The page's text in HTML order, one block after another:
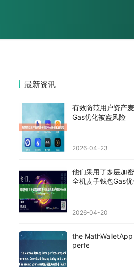
最新资讯
有效防范用户资产
Gas优化被盗风险
2026-04-23
他们采用了多层加
全机麦子钱包Gas优
2026-04-20
the
perfe